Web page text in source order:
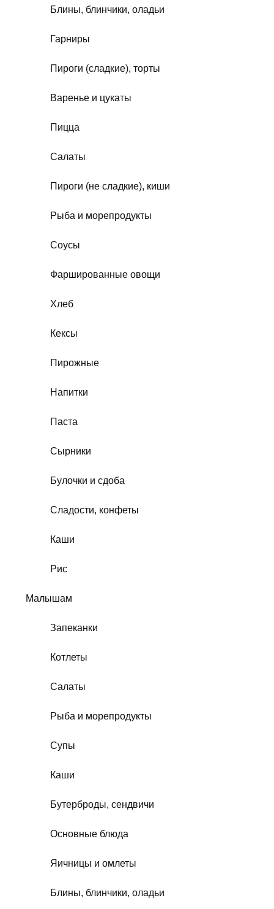
Блины, блинчики, оладьи
Гарниры
Пироги (сладкие), торты
Варенье и цукаты
Пицца
Салаты
Пироги (не сладкие), киши
Рыба и морепродукты
Соусы
Фаршированные овощи
Хлеб
Кексы
Пирожные
Напитки
Паста
Сырники
Булочки и сдоба
Сладости, конфеты
Каши
Рис
Малышам
Запеканки
Котлеты
Салаты
Рыба и морепродукты
Супы
Каши
Бутерброды, сендвичи
Основные блюда
Яичницы и омлеты
Блины, блинчики, оладьи